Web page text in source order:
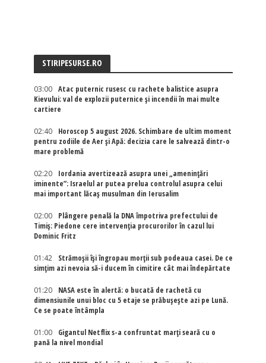
STIRIPESURSE.RO
03:00
Atac puternic rusesc cu rachete balistice asupra
Kievului: val de explozii puternice și incendii în mai multe
cartiere
02:40
Horoscop 5 august 2026. Schimbare de ultim moment
pentru zodiile de Aer și Apă: decizia care le salvează dintr-o
mare problemă
02:20
Iordania avertizează asupra unei „amenințări
iminente”: Israelul ar putea prelua controlul asupra celui
mai important lăcaș musulman din Ierusalim
02:00
Plângere penală la DNA împotriva prefectului de
Timiș: Piedone cere intervenția procurorilor în cazul lui
Dominic Fritz
01:42
Strămoșii își îngropau morții sub podeaua casei. De ce
simțim azi nevoia să-i ducem în cimitire cât mai îndepărtate
01:20
NASA este în alertă: o bucată de rachetă cu
dimensiunile unui bloc cu 5 etaje se prăbușește azi pe Lună.
Ce se poate întâmpla
01:00
Gigantul Netflix s-a confruntat marţi seară cu o
pană la nivel mondial